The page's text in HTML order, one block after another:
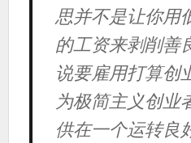
思并不是让你用
的工资来剥削善
说要雇用打算创
为极简主义创业
供在一个运转良